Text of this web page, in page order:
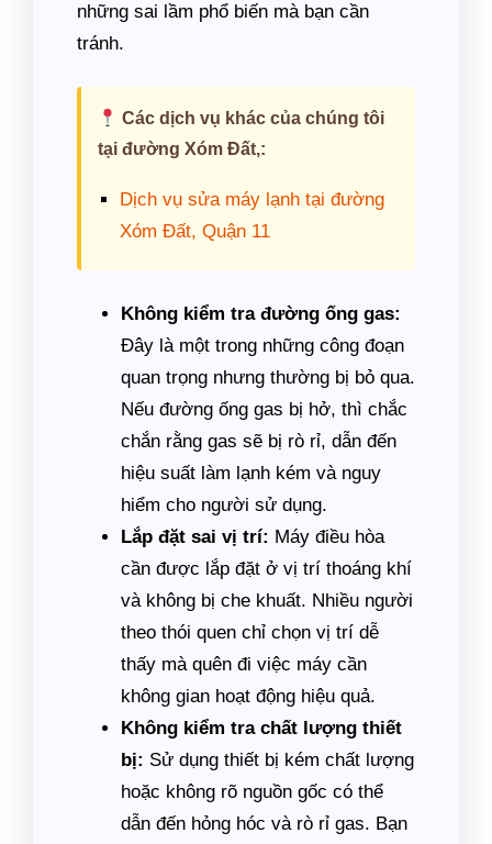
những sai lầm phổ biến mà bạn cần
tránh.
Các dịch vụ khác của chúng tôi
tại đường Xóm Đất,:
Dịch vụ sửa máy lạnh tại đường
Xóm Đất, Quận 11
Không kiểm tra đường ống gas:
Đây là một trong những công đoạn
quan trọng nhưng thường bị bỏ qua.
Nếu đường ống gas bị hở, thì chắc
chắn rằng gas sẽ bị rò rỉ, dẫn đến
hiệu suất làm lạnh kém và nguy
hiểm cho người sử dụng.
Lắp đặt sai vị trí: Máy điều hòa
cần được lắp đặt ở vị trí thoáng khí
và không bị che khuất. Nhiều người
theo thói quen chỉ chọn vị trí dễ
thấy mà quên đi việc máy cần
không gian hoạt động hiệu quả.
Không kiểm tra chất lượng thiết
bị: Sử dụng thiết bị kém chất lượng
hoặc không rõ nguồn gốc có thể
dẫn đến hỏng hóc và rò rỉ gas. Bạn